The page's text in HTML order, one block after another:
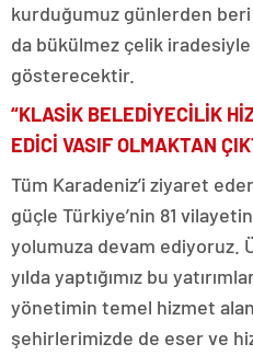
kurduğumuz günlerden beri
da bükülmez çelik iradesiyle
gösterecektir.
“KLASİK BELEDİYECİLİK
EDİCİ VASIF OLMAKTAN
Tüm Karadeniz’i ziyaret
güçle Türkiye’nin 81
yolumuza devam ediyoruz.
yılda yaptığımız bu
yönetimin temel hizmet
şehirlerimizde de eser ve